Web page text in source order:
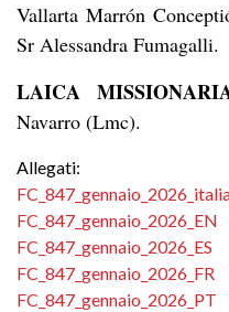
Vallarta Marrón
Sr Alessandra Fumagalli.
LAICA
Navarro (Lmc).
Allegati:
FC_847_gennaio_2026_EN
FC_847_gennaio_2026_ES
FC_847_gennaio_2026_FR
FC_847_gennaio_2026_PT